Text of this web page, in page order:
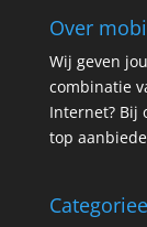
Over
Wij geven
combinatie
Internet? Bij
top